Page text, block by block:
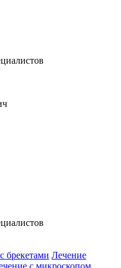
брекетами Лечение
с микроскопом